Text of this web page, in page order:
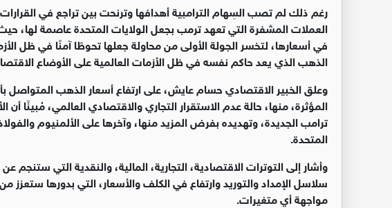
رغم ذلك لم تصب السِهام الترامبية أهدافها وترنحت بين تراجع في
العملات المشفرة التي تعهد ترمب بجعل الولايات المتحدة عاصمة لها،
في أسعارها، لتخسر الجولة الأولى من محاولة جعلها تحوطًا آمنًا في ظل
الذهب الذي يعد حاكم نفسه في ظل الأزمات العالمية على الأوضاع
وعلق الخبير الاقتصادي حسام عايش، على ارتفاع أسعار الذهب المتواصل
المؤثرة، منها، حالة عدم الاستقرار التجاري والاقتصادي العالمي، مُبينًا أن
المتحدة.
وأشار إلى التوترات الاقتصادية، التجارية، المالية، والنقدية التي
سلاسل الإمداد والتوريد وارتفاع في الكلف والأسعار، التي بدورها
مواجهة أي متغيرات.